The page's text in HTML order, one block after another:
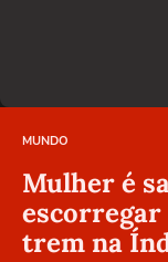
MUNDO
Mulher é
trem na